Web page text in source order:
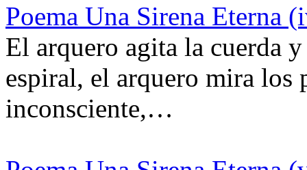
Poema Una Sirena Eterna
El arquero agita la cuerda
espiral, el arquero mira los
inconsciente,…